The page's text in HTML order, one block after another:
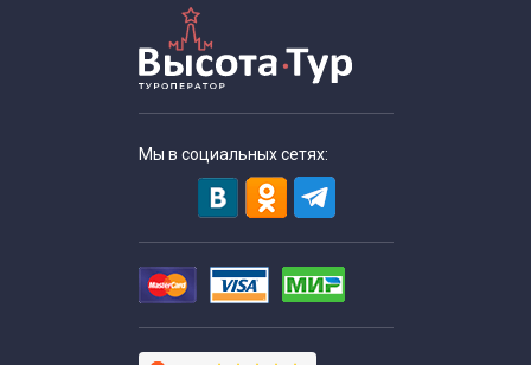
Мы в социальных сетях: